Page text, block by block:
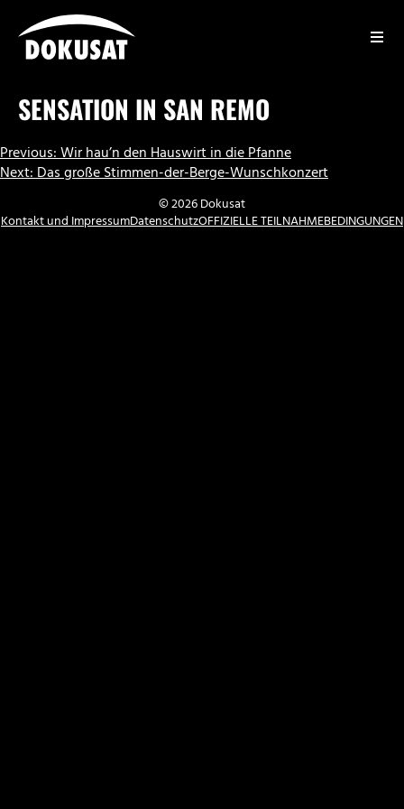
Inhalt
springen
SENSATION IN SAN REMO
BEITRAGSNAVIGATION
Previous:Wir hau’n den Hauswirt in die Pfanne
Next:Das große Stimmen-der-Berge-Wunschkonzert
© 2026 Dokusat
Kontakt und ImpressumDatenschutzOFFIZIELLE TEILNAHMEBEDINGUNGEN